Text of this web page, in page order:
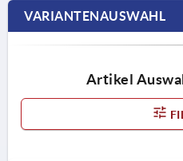
VARIANTENAUSWAHL
Artikel